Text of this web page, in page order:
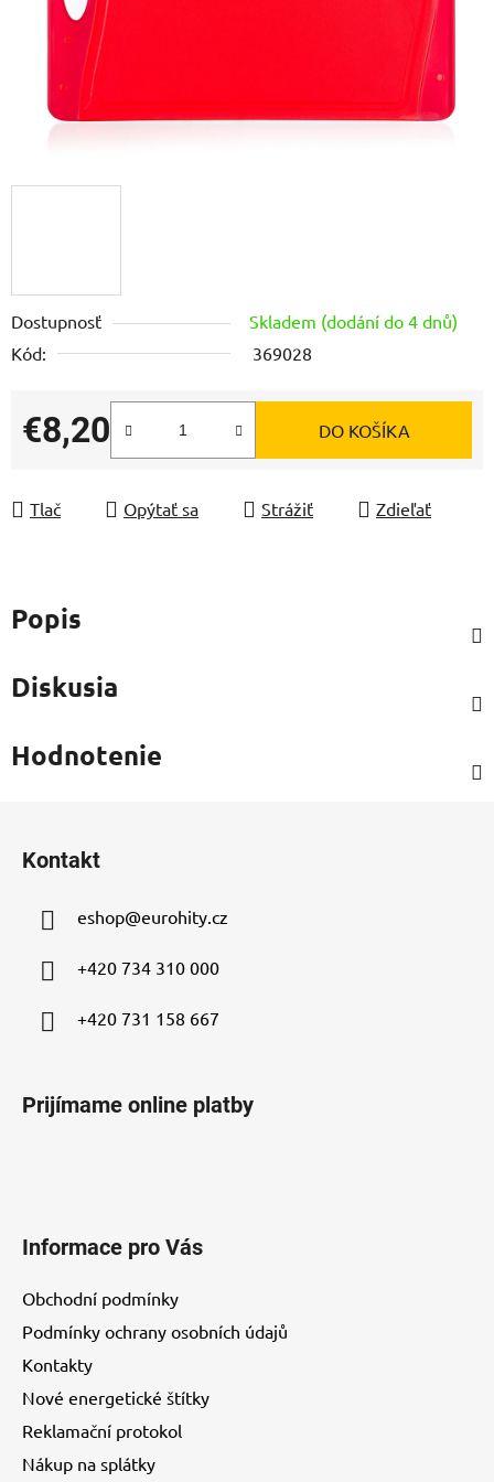
Dostupnosť
Skladem (dodání do 4 dnů)
Kód:
369028
€8,20
Jednotková cena:
DO KOŠÍKA
Tlač Opýtať sa Strážiť Zdieľať
Popis
Diskusia
Hodnotenie
Kontakt
eshop@eurohity.cz
+420 734 310 000
+420 731 158 667
Prijímame online platby
Informace pro Vás
Obchodní podmínky
Podmínky ochrany osobních údajů
Kontakty
Nové energetické štítky
Reklamační protokol
Nákup na splátky